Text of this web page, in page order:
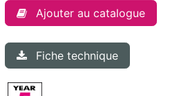
Ajouter au catalogue
Fiche technique